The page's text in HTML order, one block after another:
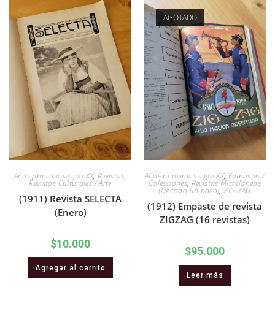
Años principios siglo XX,Revistas,
Revistas Culturales / Arte
(1911) Revista SELECTA
(Enero)
$10.000
Agregar al carrito
AGOTADO
Años principios siglo XX, Empastes /
Colecciones, Revistas Misceláneas
(De todo un poco),ZIG ZAG
(1912) Empaste de revista
ZIGZAG (16 revistas)
$95.000
Leer más